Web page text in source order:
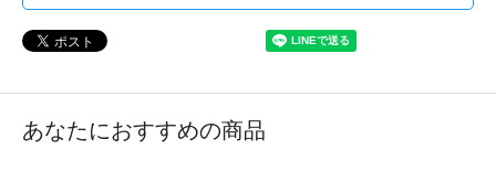
あなたにおすすめの商品